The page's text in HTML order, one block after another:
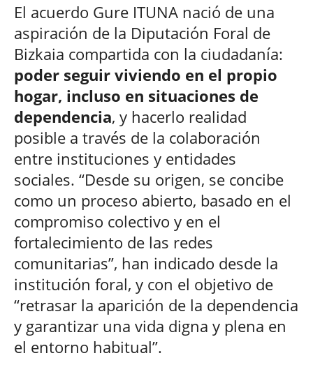
El acuerdo Gure ITUNA nació de una
aspiración de la Diputación Foral de
Bizkaia compartida con la ciudadanía:
poder seguir viviendo en el propio
hogar, incluso en situaciones de
dependencia, y hacerlo realidad
posible a través de la colaboración
entre instituciones y entidades
sociales. “Desde su origen, se concibe
como un proceso abierto, basado en el
compromiso colectivo y en el
fortalecimiento de las redes
comunitarias”, han indicado desde la
institución foral, y con el objetivo de
“retrasar la aparición de la dependencia
y garantizar una vida digna y plena en
el entorno habitual”.